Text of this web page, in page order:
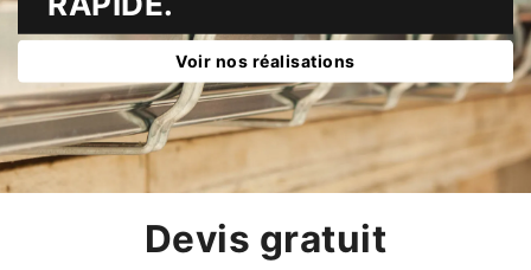
Voir nos réalisations
Devis gratuit